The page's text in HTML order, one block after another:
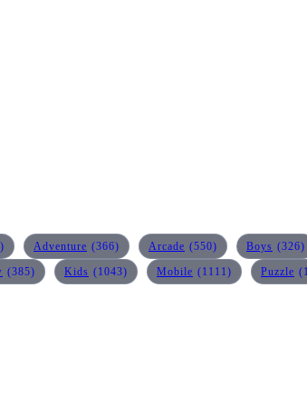
Adventure (366) Arcade (550) Boys (326)
(385) Kids (1043) Mobile (1111) Puzzle